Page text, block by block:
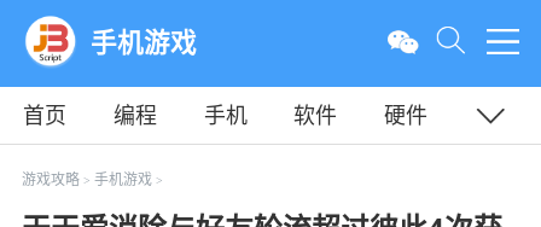
手机游戏
首页 编程 手机 软件
硬件
教程
平面
游戏攻略> 手机游戏>